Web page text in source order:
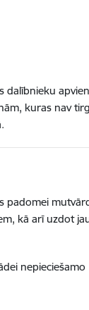
dalībnieku
kuras nav
padomei
kā arī uzdot
nepieciešamo